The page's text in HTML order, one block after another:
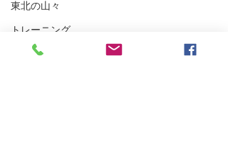
東北の山々
トレーニング
沢登り